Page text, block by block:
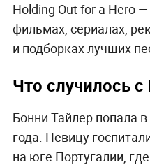
Holding Out for a Hero
фильмах, сериалах,
и подборках лучших
Что случилось
Бонни Тайлер попала
года. Певицу
на юге Португалии,